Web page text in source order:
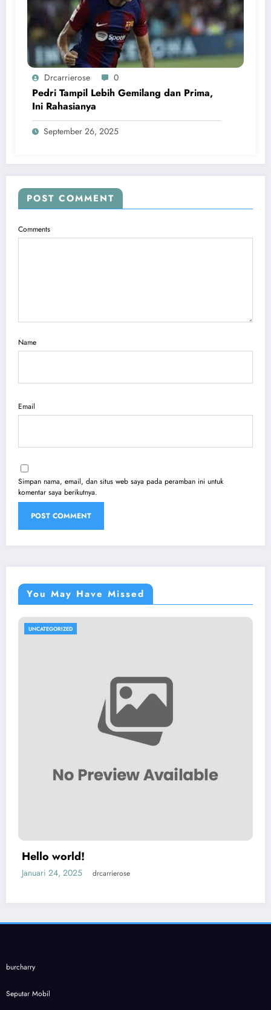
Drcarrierose 0
Pedri Tampil Lebih Gemilang dan Prima,
Ini Rahasianya
September 26, 2025
POST COMMENT
Comments
Name
Email
Simpan nama, email, dan situs web saya pada peramban ini untuk
komentar saya berikutnya.
You May Have Missed
UNCATEGORIZED
Hello world!
Januari 24, 2025 drcarrierose
burcharry
Seputar Mobil